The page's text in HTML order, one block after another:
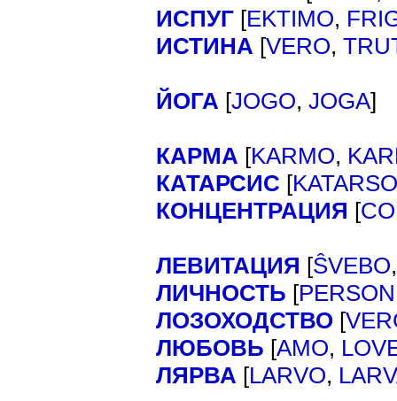
ИСПУГ [EKTIMO,
ИСТИНА [VERO,
ЙОГА [JOGO, JOGA]
КАРМА [KARMO,
КАТАРСИС [KATARSO
КОНЦЕНТРАЦИЯ [
ЛЕВИТАЦИЯ [ŜVEBO
ЛИЧНОСТЬ [
ЛОЗОХОДСТВО [
ЛЮБОВЬ [AMO,
ЛЯРВА [LARVO,